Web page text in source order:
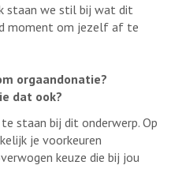
staan we stil bij wat dit
moment om jezelf af te
orgaandonatie?
dat ook?
staan bij dit onderwerp. Op
je voorkeuren
keuze die bij jou